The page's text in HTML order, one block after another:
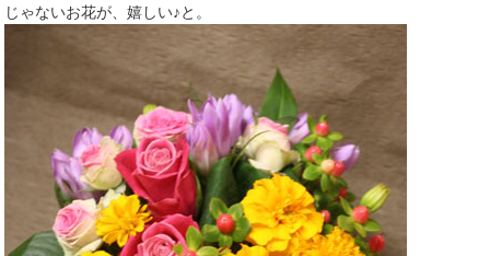
じゃないお花が、嬉しい♪と。